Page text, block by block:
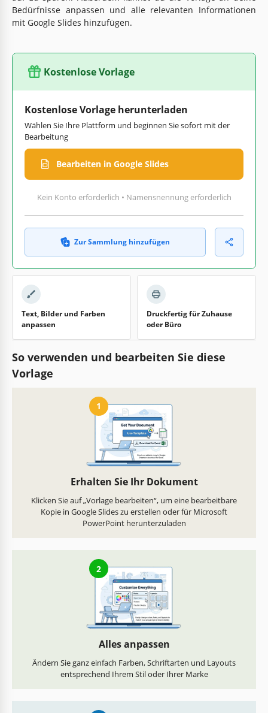
Bedürfnisse anpassen und alle relevanten Informationen
mit Google Slides hinzufügen.
Kostenlose Vorlage
Kostenlose Vorlage herunterladen
Wählen Sie Ihre Plattform und beginnen Sie sofort mit der
Bearbeitung
Bearbeiten in Google Slides
Kein Konto erforderlich • Namensnennung erforderlich
Zur Sammlung hinzufügen
Text, Bilder und Farben
anpassen
Druckfertig für Zuhause
oder Büro
So verwenden und bearbeiten Sie diese
Vorlage
1
Erhalten Sie Ihr Dokument
Klicken Sie auf „Vorlage bearbeiten“, um eine bearbeitbare
Kopie in Google Slides zu erstellen oder für Microsoft
PowerPoint herunterzuladen
2
Alles anpassen
Ändern Sie ganz einfach Farben, Schriftarten und Layouts
entsprechend Ihrem Stil oder Ihrer Marke